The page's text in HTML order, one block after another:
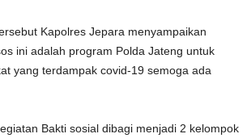
Kapolres Jepara menyampaikan
ini adalah program Polda Jateng untuk
yang terdampak covid-19 semoga ada
Bakti sosial dibagi menjadi 2 kelompok